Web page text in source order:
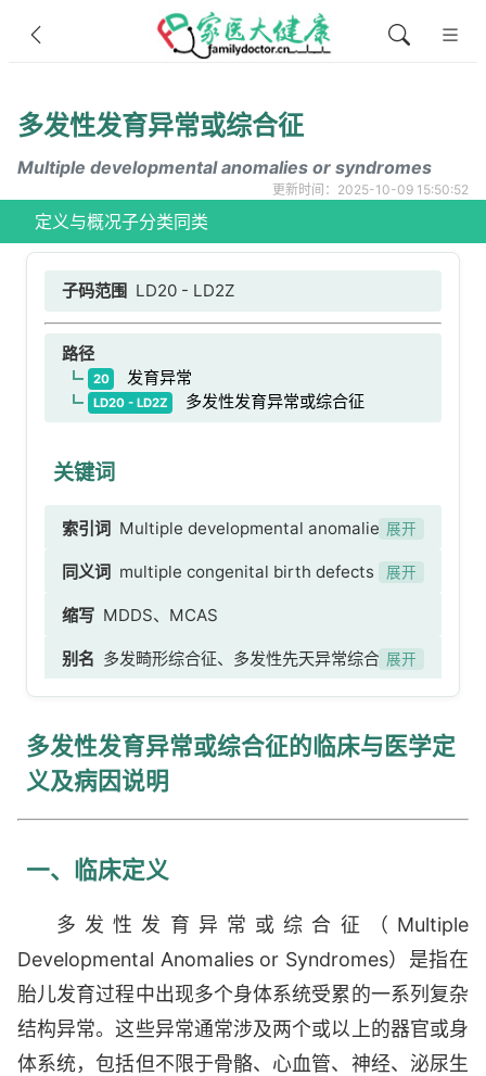
多发性发育异常或综合征
Multiple developmental anomalies or syndromes
更新时间：2025-10-09 15:50:52
定义与概况子分类同类
子码范围 LD20 - LD2Z
路径
20 发育异常
LD20 - LD2Z 多发性发育异常或综合征
关键词
索引词 Multiple developmental anomalies or
syndromes
展开
同义词 multiple congenital birth defects
NOS、multiple congenital birth deformities
NOS、multiple fetal abnormalities NOS、
severe birth deformities NOS、Multiple
性先天性出生畸形NOS、多发性胎儿异常NOS、
严重出生畸形NOS、多发性先天异常NOS、多发
展开
缩写 MDDS、MCAS
别名 多发畸形综合征、多发性先天异常综合征、
Syndrome
展开
多发性发育异常或综合征的临床与医学定
义及病因说明
一、临床定义
多发性发育异常或综合征（Multiple
Developmental Anomalies or Syndromes）是指在
胎儿发育过程中出现多个身体系统受累的一系列复杂
结构异常。这些异常通常涉及两个或以上的器官或身
体系统，包括但不限于骨骼、心血管、神经、泌尿生